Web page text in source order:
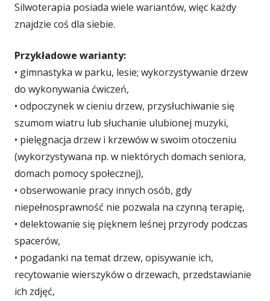
Silwoterapia posiada wiele wariantów, więc każdy
znajdzie coś dla siebie.
Przykładowe warianty:
• gimnastyka w parku, lesie; wykorzystywanie drzew
do wykonywania ćwiczeń,
• odpoczynek w cieniu drzew, przysłuchiwanie się
szumom wiatru lub słuchanie ulubionej muzyki,
• pielęgnacja drzew i krzewów w swoim otoczeniu
(wykorzystywana np. w niektórych domach seniora,
domach pomocy społecznej),
• obserwowanie pracy innych osób, gdy
niepełnosprawność nie pozwala na czynną terapię,
• delektowanie się pięknem leśnej przyrody podczas
spacerów,
• pogadanki na temat drzew, opisywanie ich,
recytowanie wierszyków o drzewach, przedstawianie
ich zdjęć,